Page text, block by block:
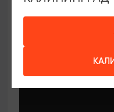
Калининград, ул.